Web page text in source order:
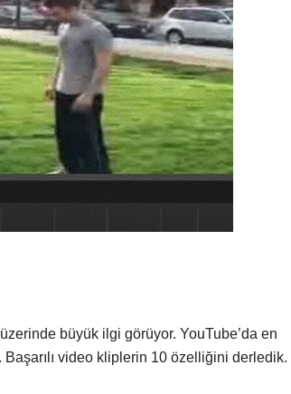
büyük ilgi görüyor. YouTube’da en
video kliplerin 10 özelliğini derledik.